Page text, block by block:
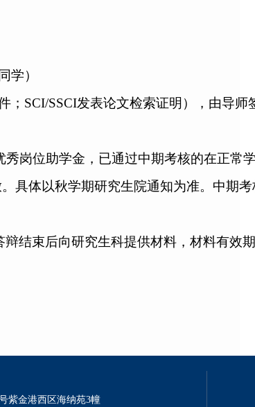
学）
； SCI/SSCI发表论文检索证明），由导师
秀岗位助学金，已通过中期考核的在正常
具体以秋学期研究生院通知为准。中期
结束后向研究生科提供材料，材料有效
紫金港西区海纳苑3幢